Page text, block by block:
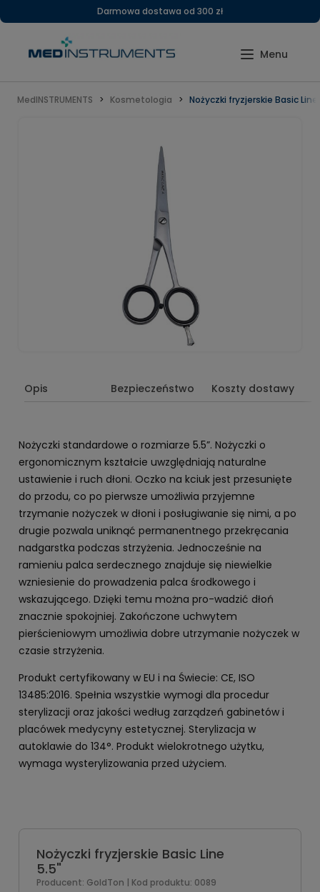
Darmowa dostawa od 300 zł
MedINSTRUMENTS Kosmetologia Nożyczki fryzjerskie Basic
Opis Bezpieczeństwo Koszty dostawy
Nożyczki standardowe o rozmiarze 5.5”. Nożyczki o
ergonomicznym kształcie uwzględniają naturalne
ustawienie i ruch dłoni. Oczko na kciuk jest przesunięte
do przodu, co po pierwsze umożliwia przyjemne
trzymanie nożyczek w dłoni i posługiwanie się nimi, a po
drugie pozwala uniknąć permanentnego przekręcania
nadgarstka podczas strzyżenia. Jednocześnie na
ramieniu palca serdecznego znajduje się niewielkie
wzniesienie do prowadzenia palca środkowego i
wskazującego. Dzięki temu można pro-wadzić dłoń
znacznie spokojniej. Zakończone uchwytem
pierścieniowym umożliwia dobre utrzymanie nożyczek w
czasie strzyżenia.
Produkt certyfikowany w EU i na Świecie: CE, ISO
13485:2016. Spełnia wszystkie wymogi dla procedur
sterylizacji oraz jakości według zarządzeń gabinetów i
placówek medycyny estetycznej. Sterylizacja w
autoklawie do 134°. Produkt wielokrotnego użytku,
wymaga wysterylizowania przed użyciem.
Nożyczki fryzjerskie Basic Line
5.5"
Producent: GoldTon | Kod produktu: 0089